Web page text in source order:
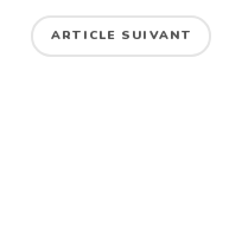
ARTICLE SUIVANT